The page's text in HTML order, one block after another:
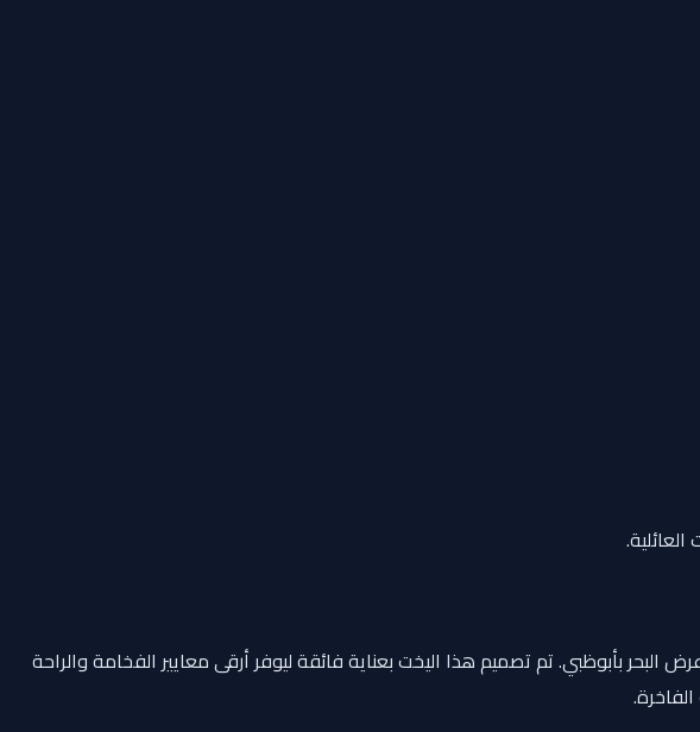
البحر بأبوظبي. تم تصميم هذا اليخت بعناية فائقة ليوفر أرقى معايير الفخامة والراحة